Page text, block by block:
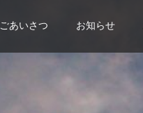
ごあいさつ お知らせ